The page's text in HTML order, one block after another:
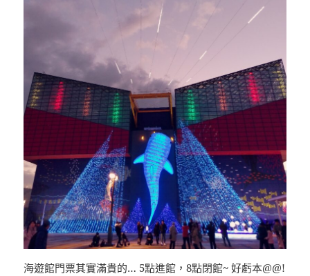
海遊館門票其實滿貴的… 5點進館，8點閉館~ 好虧本@@!